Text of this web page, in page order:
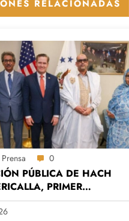
RELACIONADAS
0
PÚBLICA DE HACH
PRIMER
DEL MOVIMIENTO
POR LA PAZ (MSP).